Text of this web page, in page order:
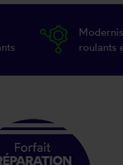
roulants